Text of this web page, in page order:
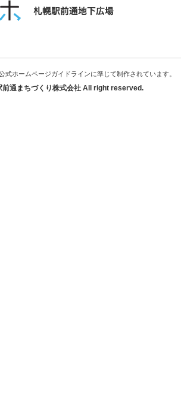
式ホームページガイドラインに準じて制作されています。
通まちづくり株式会社 All right reserved.